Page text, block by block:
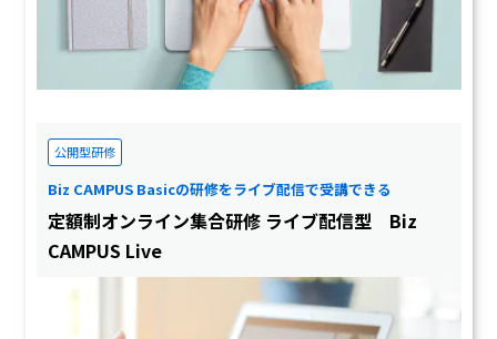
公開型研修
Biz CAMPUS Basicの研修をライブ配信で受講できる
定額制オンライン集合研修 ライブ配信型 Biz
CAMPUS Live